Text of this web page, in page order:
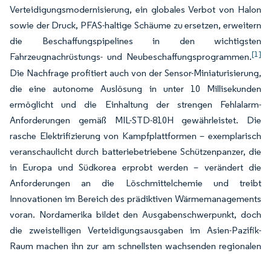
Verteidigungsmodernisierung, ein globales Verbot von Halon
sowie der Druck, PFAS-haltige Schäume zu ersetzen, erweitern
die Beschaffungspipelines in den wichtigsten
Fahrzeugnachrüstungs- und Neubeschaffungsprogrammen.[1]
Die Nachfrage profitiert auch von der Sensor-Miniaturisierung,
die eine autonome Auslösung in unter 10 Millisekunden
ermöglicht und die Einhaltung der strengen Fehlalarm-
Anforderungen gemäß MIL-STD-810H gewährleistet. Die
rasche Elektrifizierung von Kampfplattformen – exemplarisch
veranschaulicht durch batteriebetriebene Schützenpanzer, die
in Europa und Südkorea erprobt werden – verändert die
Anforderungen an die Löschmittelchemie und treibt
Innovationen im Bereich des prädiktiven Wärmemanagements
voran. Nordamerika bildet den Ausgabenschwerpunkt, doch
die zweistelligen Verteidigungsausgaben im Asien-Pazifik-
Raum machen ihn zur am schnellsten wachsenden regionalen